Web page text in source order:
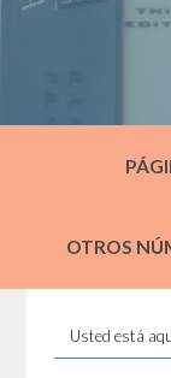
OTROS
Usted está